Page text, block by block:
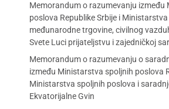
Memorandum o razumevanju između
poslova Republike Srbije i
međunarodne trgovine, civilnog
Svete Luci prijateljstvu i zajedničkoj
Memorandum o razumevanju o
između Ministarstva spoljnih poslova
Ministarstva spoljnih poslova i
Ekvatorijalne Gvin